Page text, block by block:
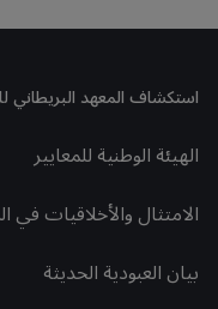
استكشاف المعهد البريطاني
الهيئة الوطنية للمعايير
الامتثال والأخلاقيات في
بيان العبودية الحديثة